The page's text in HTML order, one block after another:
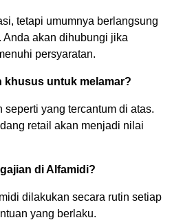
tetapi umumnya berlangsung
akan dihubungi jika
persyaratan.
khusus untuk melamar?
seperti yang tercantum di atas.
retail akan menjadi nilai
di Alfamidi?
dilakukan secara rutin setiap
yang berlaku.